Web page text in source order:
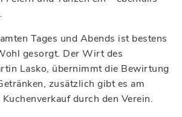
Tages und Abends ist bestens
gesorgt. Der Wirt des
Lasko, übernimmt die Bewirtung
zusätzlich gibt es am
durch den Verein.